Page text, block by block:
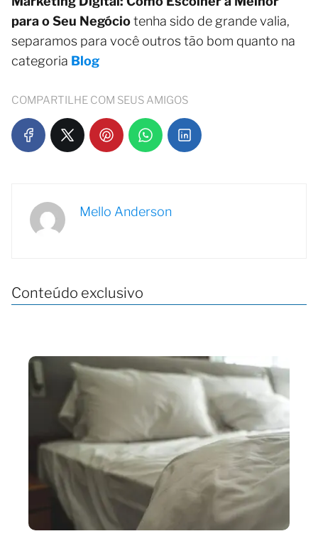
para o Seu Negóciotenha sido de grande valia,
separamos para você outros tão bom quanto na
categoria Blog
COMPARTILHE COM SEUS AMIGOS
Mello Anderson
Conteúdo exclusivo